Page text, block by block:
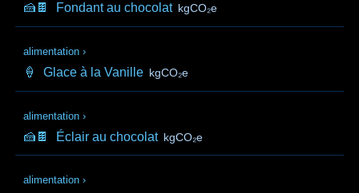
🍰🍫 Fondant au chocolat kgCO₂e
alimentation ›
🍦 Glace à la Vanille kgCO₂e
alimentation ›
🍰🍫 Éclair au chocolat kgCO₂e
alimentation ›